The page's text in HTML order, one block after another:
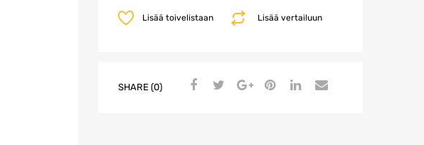
Lisää vertailuun
Lisää toivelistaan
SHARE (0)